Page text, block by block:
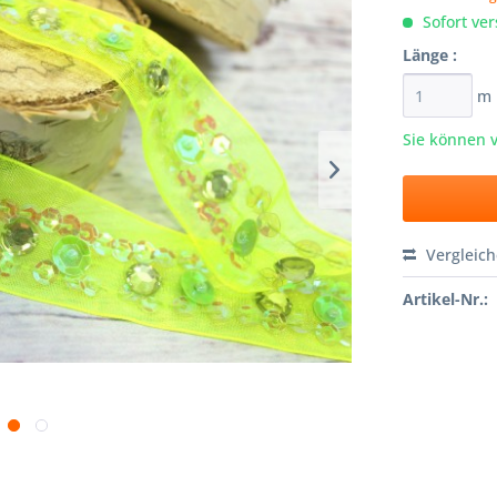
Sofort
Länge :
m
Sie können
Artikel-Nr.: